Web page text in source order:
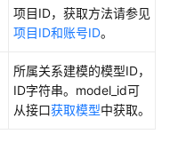
项目ID，获取方法请参见
项目ID和账号ID。
所属关系建模的模型ID，
ID字符串。model_id可
从接口获取模型中获取。